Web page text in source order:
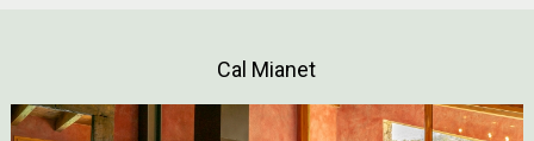
Cal Mianet